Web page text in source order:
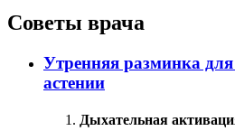
Советы врача
Утренняя разминка
астении
Дыхательная